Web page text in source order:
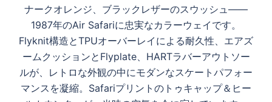
ナークオレンジ、ブラックレザーのスウッシュ——
1987年のAir Safariに忠実なカラーウェイです。
Flyknit構造とTPUオーバーレイによる耐久性、エアズ
ームクッションとFlyplate、HARTラバーアウトソー
ルが、レトロな外観の中にモダンなスケートパフォー
マンスを凝縮。Safariプリントのトゥキャップ＆ヒー